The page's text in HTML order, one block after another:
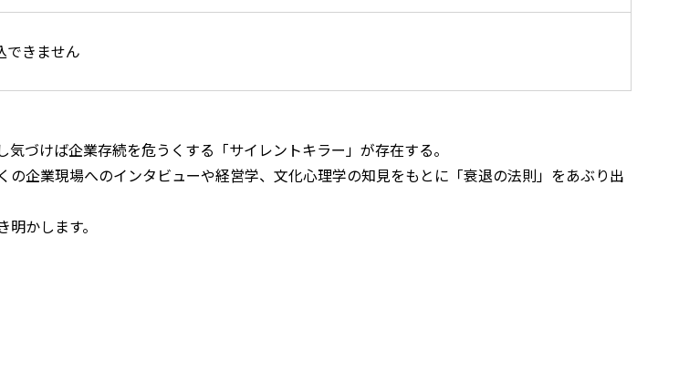
きません
づけば企業存続を危うくする「サイレントキラー」が存在する。
企業現場へのインタビューや経営学、文化心理学の知見をもとに「衰退の法則」をあぶり出
かします。